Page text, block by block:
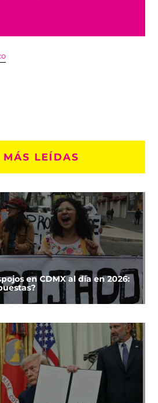
MÁS LEÍDAS
en CDMX al día en 2026: